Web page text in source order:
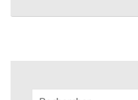
Post